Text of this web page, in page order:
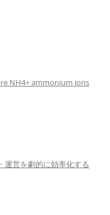
NH4+ ammonium ions
運営を劇的に効率化する